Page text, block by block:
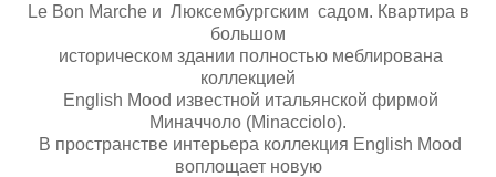
Le Bon Marchе и Люксембургским садом. Квартира в
большом
историческом здании полностью меблирована
коллекцией
English Mood известной итальянской фирмой
Миначчоло (Minacciolo).
В пространстве интерьера коллекция English Mood
воплощает новую